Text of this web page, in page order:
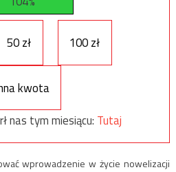
50 zł 100 zł
kwota
nas tym miesiącu: Tutaj
wprowadzenie w życie nowelizacji